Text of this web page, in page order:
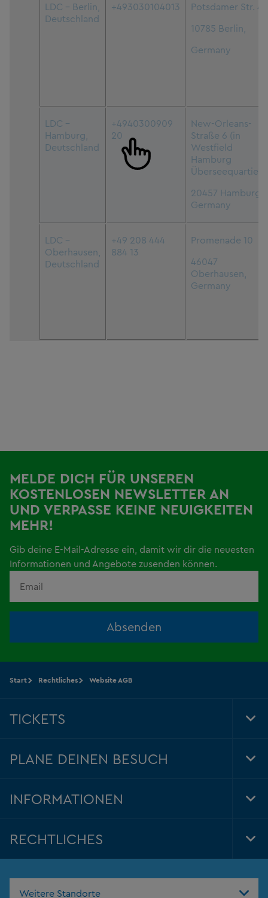
LDC – Berlin,
Deutschland
+493030104013
Potsdamer Str. 4
10785 Berlin,
Germany
LDC –
Hamburg,
Deutschland
+4940300909
20
New-Orleans-
Straße 6 (in
Westfield
Hamburg
Überseequartier)
20457 Hamburg,
Germany
LDC –
Oberhausen,
Deutschland
+49 208 444
884 13
Promenade 10
46047
Oberhausen,
Germany
MELDE DICH FÜR UNSEREN
KOSTENLOSEN NEWSLETTER AN
UND VERPASSE KEINE NEUIGKEITEN
MEHR!
Gib deine E-Mail-Adresse ein, damit wir dir die neuesten
Informationen und Angebote zusenden können.
Absenden
Weitere Standorte
Start Rechtliches Website AGB
TICKETS
PLANE DEINEN BESUCH
INFORMATIONEN
RECHTLICHES